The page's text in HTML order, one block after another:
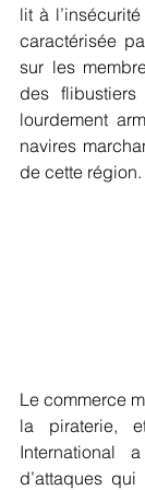
lit à
caractérisée
sur les
des
lourdement
navires
de cette région.
Le commerce
la piraterie,
International
d’attaques